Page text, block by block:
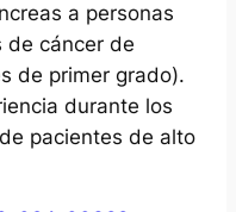
a personas
de cáncer de
de primer grado).
durante los
pacientes de alto